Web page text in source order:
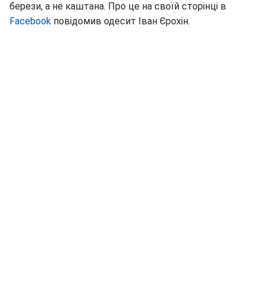
берези, а не каштана. Про це на своїй сторінці в
Facebook повідомив одесит Іван Єрохін.